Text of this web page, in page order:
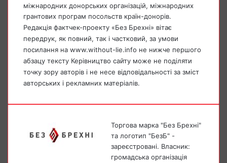
міжнародних донорських організацій, міжнародних
грантових програм посольств країн-донорів.
Редакція фактчек-проекту «Без Брехні» вітає
передрук, як повний, так і частковий, за умови
посилання на www.without-lie.info не нижче першого
абзацу тексту Керівництво сайту може не поділяти
точку зору авторів і не несе відповідальності за зміст
авторських і рекламних матеріалів.
Торгова марка "Без Брехні"
та логотип "БезБ" -
зареєстровані. Власник:
громадська організація